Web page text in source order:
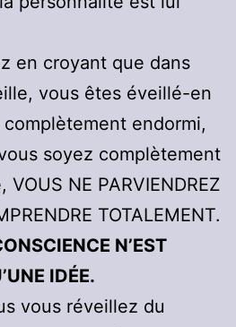
en croyant que dans
vous êtes éveillé-en
endormi,
soyez complètement
NE PARVIENDREZ
TOTALEMENT.
N’EST
IDÉE.
vous réveillez du